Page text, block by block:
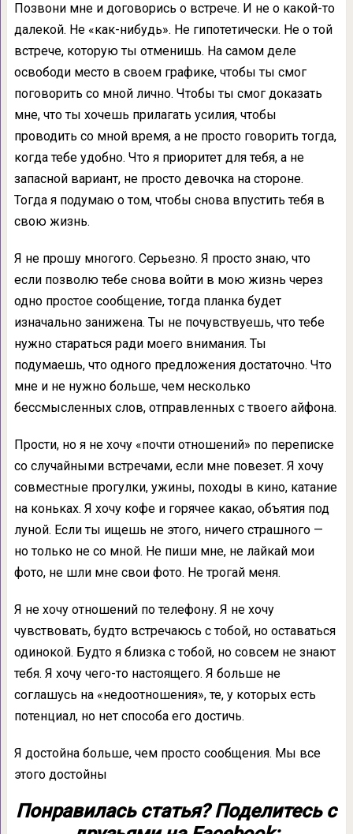
Позвони мне и договорись о встрече. И не о какой-то
далекой. Не «как-нибудь». Не гипотетически. Не о той
встрече, которую ты отменишь. На самом деле
освободи место в своем графике, чтобы ты смог
поговорить со мной лично. Чтобы ты смог доказать
мне, что ты хочешь прилагать усилия, чтобы
проводить со мной время, а не просто говорить тогда,
когда тебе удобно. Что я приоритет для тебя, а не
запасной вариант, не просто девочка на стороне.
Тогда я подумаю о том, чтобы снова впустить тебя в
свою жизнь.
Я не прошу многого. Серьезно. Я просто знаю, что
если позволю тебе снова войти в мою жизнь через
одно простое сообщение, тогда планка будет
изначально занижена. Ты не почувствуешь, что тебе
нужно стараться ради моего внимания. Ты
подумаешь, что одного предложения достаточно. Что
мне и не нужно больше, чем несколько
бессмысленных слов, отправленных с твоего айфона.
Прости, но я не хочу «почти отношений» по переписке
со случайными встречами, если мне повезет. Я хочу
совместные прогулки, ужины, походы в кино, катание
на коньках. Я хочу кофе и горячее какао, объятия под
луной. Если ты ищешь не этого, ничего страшного —
но только не со мной. Не пиши мне, не лайкай мои
фото, не шли мне свои фото. Не трогай меня.
Я не хочу отношений по телефону. Я не хочу
чувствовать, будто встречаюсь с тобой, но оставаться
одинокой. Будто я близка с тобой, но совсем не знают
тебя. Я хочу чего-то настоящего. Я больше не
соглашусь на «недоотношения», те, у которых есть
потенциал, но нет способа его достичь.
Я достойна больше, чем просто сообщения. Мы все
этого достойны
Понравилась статья? Поделитесь с